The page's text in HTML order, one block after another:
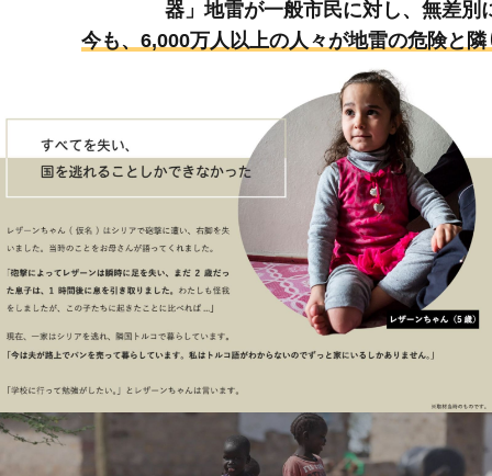
器」地雷が一般市民に対し、無差別
今も、6,000万人以上の人々が地雷の危険と